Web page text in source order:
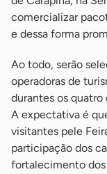
comercializar
e dessa forma
Ao todo, serão
operadoras de
durantes os quatro
A expectativa é
visitantes pele
participação dos
fortalecimento